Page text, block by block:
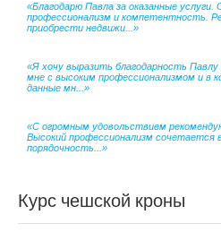
«Благодарю Павла за оказанные
профессионализм и компетентность.
приобрести недвижи...»
«Я хочу выразить благодарность
мне с высоким профессионализмом и в
данные мн...»
«С огромным удовольствием
Высокий профессионализм
порядочность...»
Курс чешской кроны